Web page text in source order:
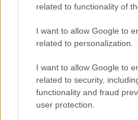
related to functionality of
I want to allow Google to
related to personalization.
I want to allow Google to
related to security,
functionality and fraud
user protection.
Jön